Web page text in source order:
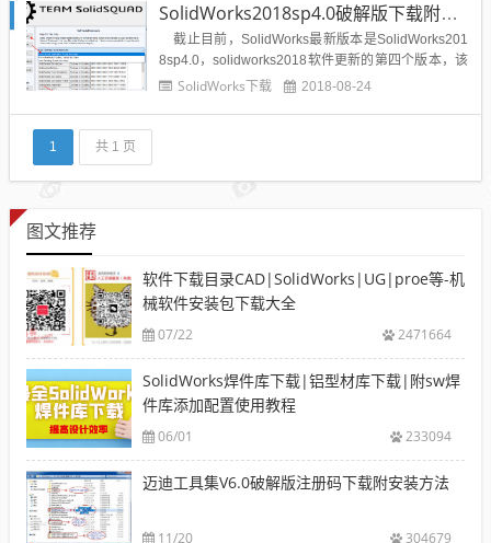
SolidWorks2018sp4.0破解版下载附安装教程和破解方法-溪风亲测可用
截止目前，SolidWorks最新版本是SolidWorks201
8sp4.0，solidworks2018软件更新的第四个版本，该
软件提供了许多增强和改进功能，其中大多数是直接
SolidWorks下载 2018-08-24
1 共 1 页
图文推荐
软件下载目录CAD|SolidWorks|UG|proe等-机
械软件安装包下载大全
07/22 2471664
SolidWorks焊件库下载|铝型材库下载|附sw焊
件库添加配置使用教程
06/01 233094
迈迪工具集V6.0破解版注册码下载附安装方法
11/20 304679